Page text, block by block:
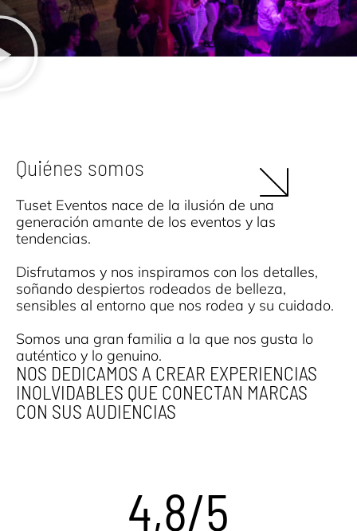
Quiénes somos
Tuset Eventos nace de la ilusión de una
generación amante de los eventos y las
tendencias.
Disfrutamos y nos inspiramos con los detalles,
soñando despiertos rodeados de belleza,
sensibles al entorno que nos rodea y su cuidado.
Somos una gran familia a la que nos gusta lo
auténtico y lo genuino.
NOS DEDICAMOS A CREAR EXPERIENCIAS
INOLVIDABLES QUE CONECTAN MARCAS
CON SUS AUDIENCIAS
4,8/5